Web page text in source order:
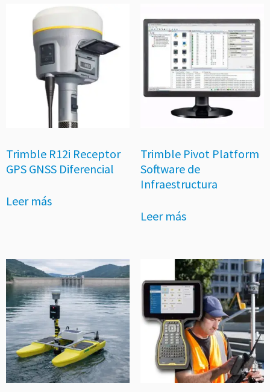
Trimble R12i Receptor
GPS GNSS Diferencial
Leer más
Trimble Pivot Platform
Software de
Infraestructura
Leer más